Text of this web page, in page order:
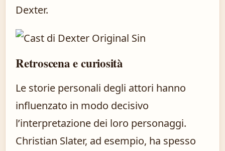
Dexter.
Retroscena e curiosità
Le storie personali degli attori hanno
influenzato in modo decisivo
l’interpretazione dei loro personaggi.
Christian Slater, ad esempio, ha spesso